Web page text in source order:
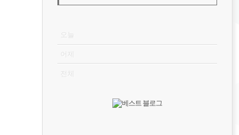
오늘
어제
전체